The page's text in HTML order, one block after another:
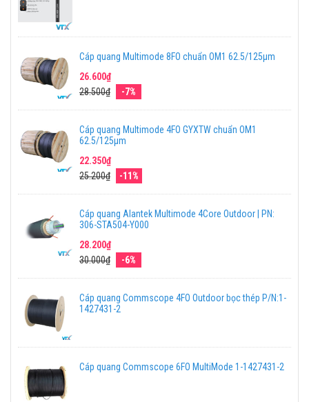
Cáp quang Multimode 8FO chuẩn OM1 62.5/125μm
26.600₫
28.500₫
-7%
Cáp quang Multimode 4FO GYXTW chuẩn OM1
62.5/125μm
22.350₫
25.200₫
-11%
Cáp quang Alantek Multimode 4Core Outdoor | PN:
306-STA504-Y000
28.200₫
30.000₫
-6%
Cáp quang Commscope 4FO Outdoor bọc thép P/N:1-
1427431-2
Cáp quang Commscope 6FO MultiMode 1-1427431-2